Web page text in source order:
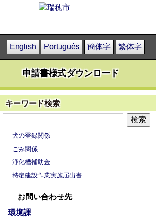
English Português 簡体字 繁体字
申請書様式ダウンロード
キーワード検索
犬の登録関係
ごみ関係
浄化槽補助金
特定建設作業実施届出書
お問い合わせ先
環境課